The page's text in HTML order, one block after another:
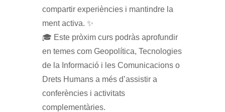
compartir experiències i mantindre la
ment activa. ✨
🎓 Este pròxim curs podràs aprofundir
en temes com Geopolítica, Tecnologies
de la Informació i les Comunicacions o
Drets Humans a més d’assistir a
conferències i activitats
complementàries.